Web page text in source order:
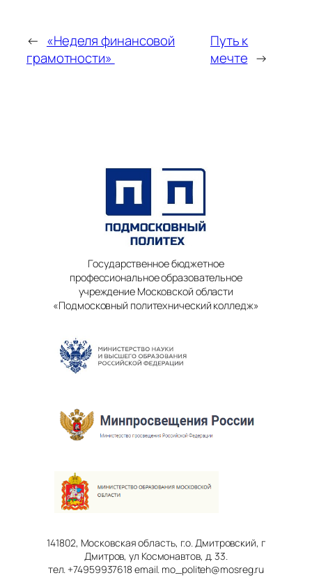
← «Неделя финансовой
грамотности»
Путь к
мечте →
Государственное бюджетное
профессиональное образовательное
учреждение Московской области
«Подмосковный политехнический колледж»
141802, Московская область, г.о. Дмитровский, г
Дмитров, ул Космонавтов, д. 33.
тел. +74959937618 email. mo_politeh@mosreg.ru